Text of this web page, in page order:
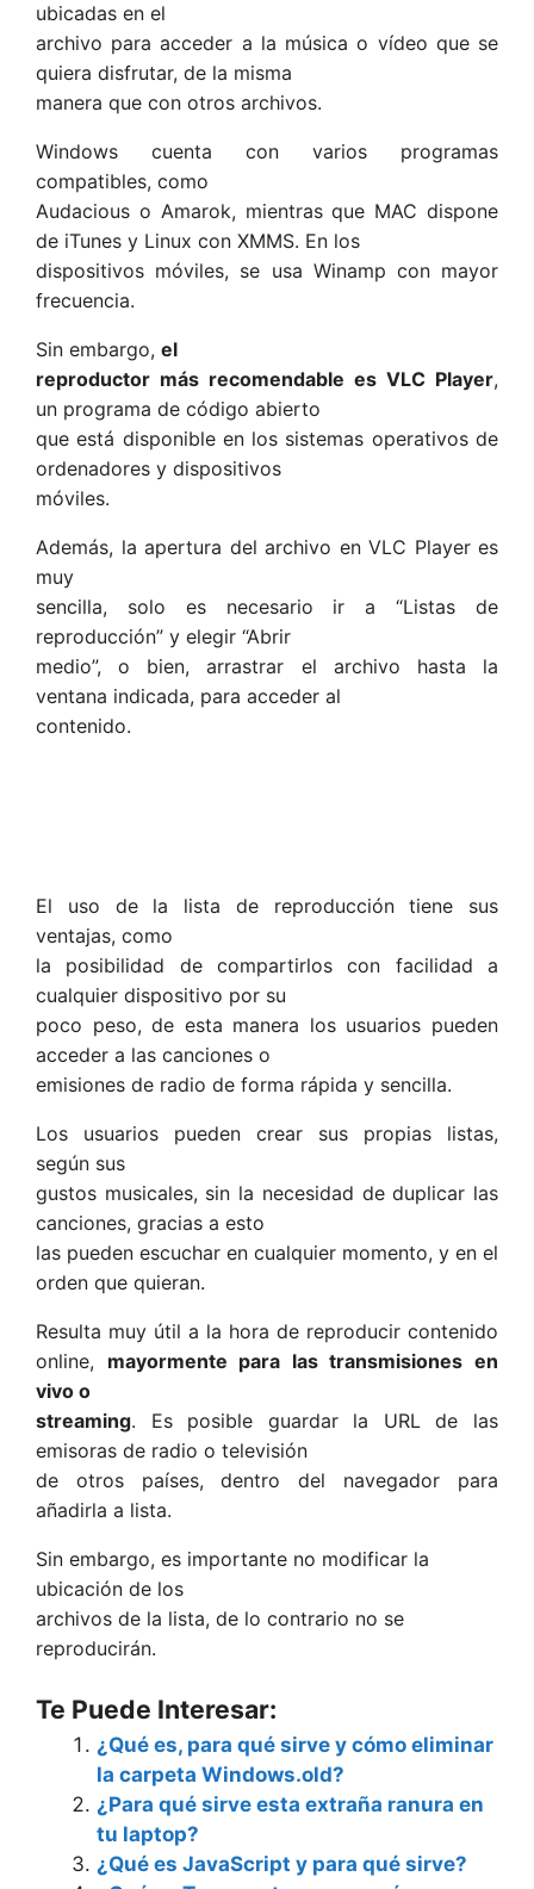
ubicadas en el
archivo para acceder a la música o vídeo que se
quiera disfrutar, de la misma
manera que con otros archivos.
Windows cuenta con varios programas
compatibles, como
Audacious o Amarok, mientras que MAC dispone
de iTunes y Linux con XMMS. En los
dispositivos móviles, se usa Winamp con mayor
frecuencia.
Sin embargo, el
reproductor más recomendable es VLC Player,
un programa de código abierto
que está disponible en los sistemas operativos de
ordenadores y dispositivos
móviles.
Además, la apertura del archivo en VLC Player es
muy
sencilla, solo es necesario ir a “Listas de
reproducción” y elegir “Abrir
medio”, o bien, arrastrar el archivo hasta la
ventana indicada, para acceder al
contenido.
El uso de la lista de reproducción tiene sus
ventajas, como
la posibilidad de compartirlos con facilidad a
cualquier dispositivo por su
poco peso, de esta manera los usuarios pueden
acceder a las canciones o
emisiones de radio de forma rápida y sencilla.
Los usuarios pueden crear sus propias listas,
según sus
gustos musicales, sin la necesidad de duplicar las
canciones, gracias a esto
las pueden escuchar en cualquier momento, y en el
orden que quieran.
Resulta muy útil a la hora de reproducir contenido
online, mayormente para las transmisiones en
vivo o
streaming. Es posible guardar la URL de las
emisoras de radio o televisión
de otros países, dentro del navegador para
añadirla a lista.
Sin embargo, es importante no modificar la
ubicación de los
archivos de la lista, de lo contrario no se
reproducirán.
Te Puede Interesar:
¿Qué es, para qué sirve y cómo eliminar
la carpeta Windows.old?
¿Para qué sirve esta extraña ranura en
tu laptop?
¿Qué es JavaScript y para qué sirve?